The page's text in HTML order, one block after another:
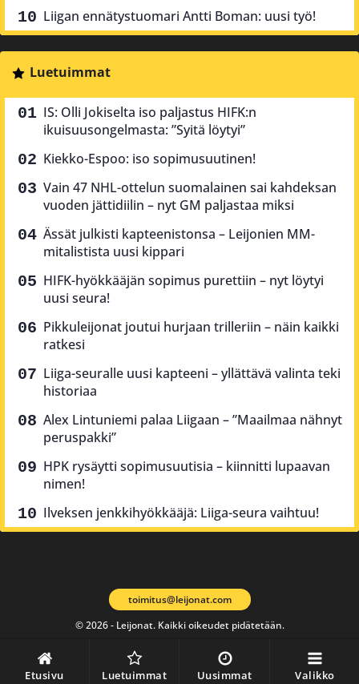
Etusivu Luetuimmat Uusimmat Valikko
Liigan ennätystuomari Antti Boman: uusi työ!
Luetuimmat
IS: Olli Jokiselta iso paljastus HIFK:n
ikuisuusongelmasta: ”Syitä löytyi”
Kiekko-Espoo: iso sopimusuutinen!
Vain 47 NHL-ottelun suomalainen sai kahdeksan
vuoden jättidiilin – nyt GM paljastaa miksi
Ässät julkisti kapteenistonsa – Leijonien MM-
mitalistista uusi kippari
HIFK-hyökkääjän sopimus purettiin – nyt löytyi
uusi seura!
Pikkuleijonat joutui hurjaan trilleriin – näin kaikki
ratkesi
Liiga-seuralle uusi kapteeni – yllättävä valinta teki
historiaa
Alex Lintuniemi palaa Liigaan – ”Maailmaa nähnyt
peruspakki”
HPK rysäytti sopimusuutisia – kiinnitti lupaavan
nimen!
Ilveksen jenkkihyökkääjä: Liiga-seura vaihtuu!
© 2026 - Leijonat. Kaikki oikeudet pidätetään.
toimitus@leijonat.com